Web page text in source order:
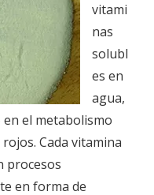
vitami
nas
solubl
es en
agua,
el metabolismo
Cada vitamina
procesos
en forma de